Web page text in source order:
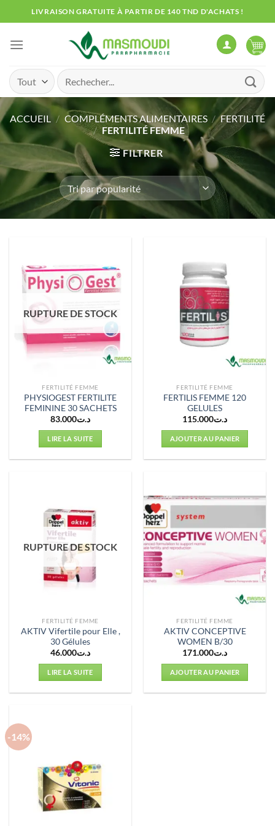
au
contenu
LIVRAISON GRATUITE À PARTIR DE 140 TND D'ACHATS !
Recherche
pour :
ACCUEIL / COMPLÉMENTS ALIMENTAIRES / FERTILITÉ
/ FERTILITÉ FEMME
FILTRER
RUPTURE DE STOCK
FERTILITÉ FEMME
PHYSIOGEST FERTILITE
FEMININE 30 SACHETS
د.ت83.000
LIRE LA SUITE
FERTILITÉ FEMME
FERTILIS FEMME 120
GELULES
د.ت115.000
AJOUTER AU PANIER
RUPTURE DE STOCK
FERTILITÉ FEMME
AKTIV Vifertile pour Elle ,
30 Gélules
د.ت46.000
LIRE LA SUITE
FERTILITÉ FEMME
AKTIV CONCEPTIVE
WOMEN B/30
د.ت171.000
AJOUTER AU PANIER
-14%